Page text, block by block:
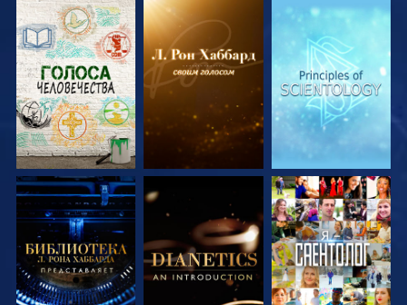
СМОТРЕТЬ
ПЕРЕДАЧИ
СМОТРЕТЬ
ПЕРЕДАЧИ
СМОТРЕТЬ
ПЕРЕДАЧИ
СМОТРЕТЬ
ПЕРЕДАЧИ
СМОТРЕТЬ
ПЕРЕДАЧИ
СМОТРЕТЬ